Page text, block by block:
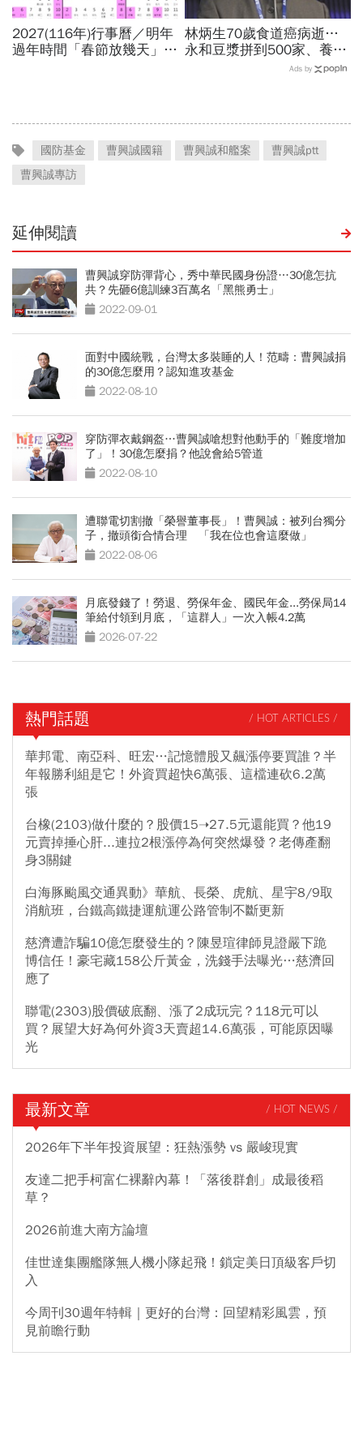
2027(116年)行事曆／明年
過年時間「春節放幾天」、
林炳生70歲食道癌病逝…
永和豆漿拼到500家、養生
愛運動為何罹癌？食道癌初
Ads by
國防基金 曹興誠國籍 曹興誠和艦案
曹興誠ptt
曹興誠專訪
延伸閱讀
曹興誠穿防彈背心，秀中華民國身份證…30億怎抗
共？先砸6億訓練3百萬名「黑熊勇士」
2022-09-01
面對中國統戰，台灣太多裝睡的人！范疇：曹興誠捐
的30億怎麼用？認知進攻基金
2022-08-10
穿防彈衣戴鋼盔…曹興誠嗆想對他動手的「難度增加
了」！30億怎麼捐？他說會給5管道
2022-08-10
遭聯電切割撤「榮譽董事長」！曹興誠：被列台獨分
子，撤頭銜合情合理 「我在位也會這麼做」
2022-08-06
月底發錢了！勞退、勞保年金、國民年金...勞保局14
筆給付領到月底，「這群人」一次入帳4.2萬
2026-07-22
熱門話題 / HOT ARTICLES /
華邦電、南亞科、旺宏…記憶體股又飆漲停要買誰？半
年報勝利組是它！外資買超快6萬張、這檔連砍6.2萬
張
台橡(2103)做什麼的？股價15➝27.5元還能買？他19
元賣掉捶心肝...連拉2根漲停為何突然爆發？老傳產翻
身3關鍵
白海豚颱風交通異動》華航、長榮、虎航、星宇8/9取
消航班，台鐵高鐵捷運航運公路管制不斷更新
慈濟遭詐騙10億怎麼發生的？陳昱瑄律師見證嚴下跪
博信任！豪宅藏158公斤黃金，洗錢手法曝光…慈濟回
應了
聯電(2303)股價破底翻、漲了2成玩完？118元可以
買？展望大好為何外資3天賣超14.6萬張，可能原因曝
光
最新文章 / HOT NEWS /
2026年下半年投資展望：狂熱漲勢 vs 嚴峻現實
友達二把手柯富仁裸辭內幕！「落後群創」成最後稻
草？
2026前進大南方論壇
佳世達集團艦隊無人機小隊起飛！鎖定美日頂級客戶切
入
今周刊30週年特輯｜更好的台灣：回望精彩風雲，預
見前瞻行動